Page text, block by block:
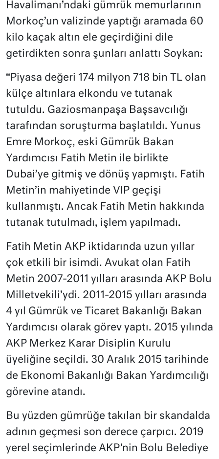
Havalimanı’ndaki gümrük memurlarının
Morkoç’un valizinde yaptığı aramada 60
kilo kaçak altın ele geçirdiğini dile
getirdikten sonra şunları anlattı Soykan:
“Piyasa değeri 174 milyon 718 bin TL olan
külçe altınlara elkondu ve tutanak
tutuldu. Gaziosmanpaşa Başsavcılığı
tarafından soruşturma başlatıldı. Yunus
Emre Morkoç, eski Gümrük Bakan
Yardımcısı Fatih Metin ile birlikte
Dubai’ye gitmiş ve dönüş yapmıştı. Fatih
Metin’in mahiyetinde VIP geçişi
kullanmıştı. Ancak Fatih Metin hakkında
tutanak tutulmadı, işlem yapılmadı.
Fatih Metin AKP iktidarında uzun yıllar
çok etkili bir isimdi. Avukat olan Fatih
Metin 2007-2011 yılları arasında AKP Bolu
Milletvekili’ydi. 2011-2015 yılları arasında
4 yıl Gümrük ve Ticaret Bakanlığı Bakan
Yardımcısı olarak görev yaptı. 2015 yılında
AKP Merkez Karar Disiplin Kurulu
üyeliğine seçildi. 30 Aralık 2015 tarihinde
de Ekonomi Bakanlığı Bakan Yardımcılığı
görevine atandı.
Bu yüzden gümrüğe takılan bir skandalda
adının geçmesi son derece çarpıcı. 2019
yerel seçimlerinde AKP’nin Bolu Belediye